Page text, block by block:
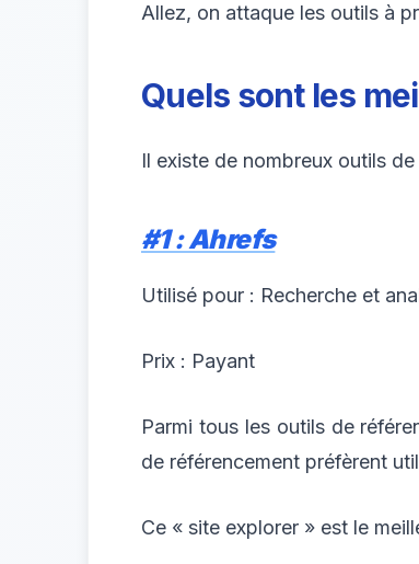
Allez, on attaque les outils à
Quels sont les
Il existe de nombreux outils
#1 : Ahrefs
Utilisé pour : Recherche et
Prix : Payant
Parmi tous les outils de
de référencement préfèrent
Ce « site explorer » est le